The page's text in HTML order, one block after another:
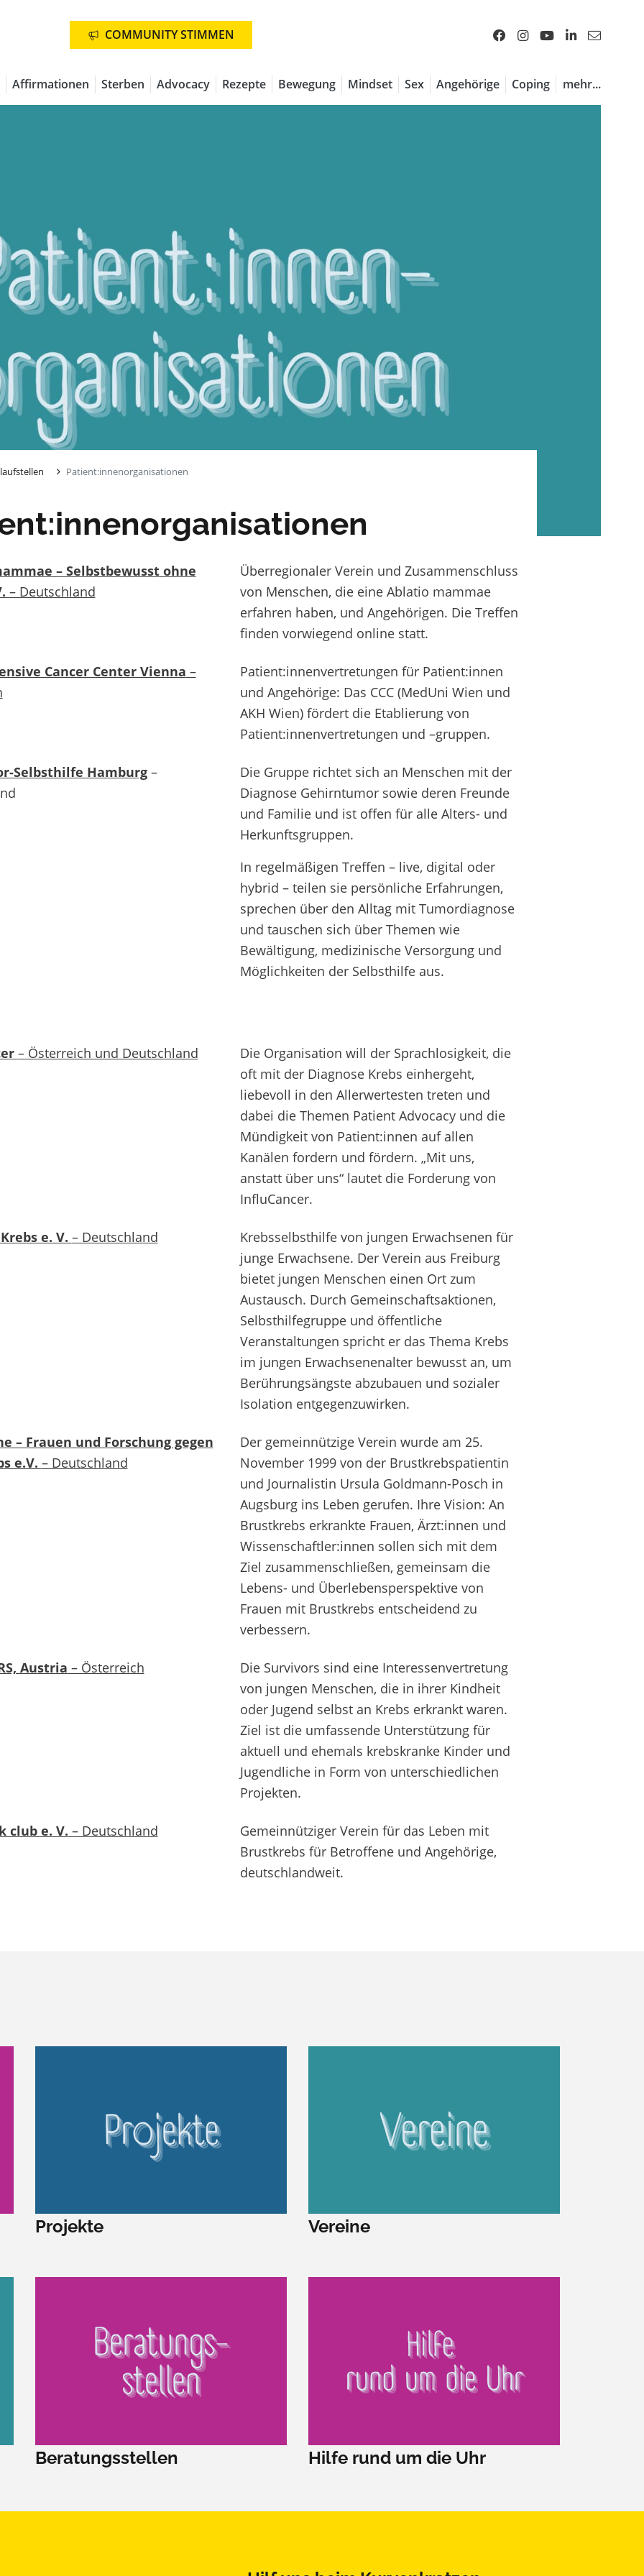
COMMUNITY STIMMEN
Affirmationen Sterben Advocacy Rezepte Bewegung Mindset Sex Angehörige Coping mehr...
Patient:innenorganisationen
– Selbstbewusst ohne
– Deutschland
Überregionaler Verein und Zusammenschluss
von Menschen, die eine Ablatio mammae
erfahren haben, und Angehörigen. Die Treffen
finden vorwiegend online statt.
Cancer Center Vienna –
Patient:innenvertretungen für Patient:innen
und Angehörige: Das CCC (MedUni Wien und
AKH Wien) fördert die Etablierung von
Patient:innenvertretungen und –gruppen.
Selbsthilfe Hamburg–
Die Gruppe richtet sich an Menschen mit der
Diagnose Gehirntumor sowie deren Freunde
und Familie und ist offen für alle Alters- und
Herkunftsgruppen.
In regelmäßigen Treffen – live, digital oder
hybrid – teilen sie persönliche Erfahrungen,
sprechen über den Alltag mit Tumordiagnose
und tauschen sich über Themen wie
Bewältigung, medizinische Versorgung und
Möglichkeiten der Selbsthilfe aus.
– Österreich und Deutschland
Die Organisation will der Sprachlosigkeit, die
oft mit der Diagnose Krebs einhergeht,
liebevoll in den Allerwertesten treten und
dabei die Themen Patient Advocacy und die
Mündigkeit von Patient:innen auf allen
Kanälen fordern und fördern. „Mit uns,
anstatt über uns“ lautet die Forderung von
InfluCancer.
e. V. – Deutschland
Krebsselbsthilfe von jungen Erwachsenen für
junge Erwachsene. Der Verein aus Freiburg
bietet jungen Menschen einen Ort zum
Austausch. Durch Gemeinschaftsaktionen,
Selbsthilfegruppe und öffentliche
Veranstaltungen spricht er das Thema Krebs
im jungen Erwachsenenalter bewusst an, um
Berührungsängste abzubauen und sozialer
Isolation entgegenzuwirken.
– Frauen und Forschung gegen
e.V. – Deutschland
Der gemeinnützige Verein wurde am 25.
November 1999 von der Brustkrebspatientin
und Journalistin Ursula Goldmann-Posch in
Augsburg ins Leben gerufen. Ihre Vision: An
Brustkrebs erkrankte Frauen, Ärzt:innen und
Wissenschaftler:innen sollen sich mit dem
Ziel zusammenschließen, gemeinsam die
Lebens- und Überlebensperspektive von
Frauen mit Brustkrebs entscheidend zu
verbessern.
Austria – Österreich
Die Survivors sind eine Interessenvertretung
von jungen Menschen, die in ihrer Kindheit
oder Jugend selbst an Krebs erkrankt waren.
Ziel ist die umfassende Unterstützung für
aktuell und ehemals krebskranke Kinder und
Jugendliche in Form von unterschiedlichen
Projekten.
club e. V. – Deutschland
Gemeinnütziger Verein für das Leben mit
Brustkrebs für Betroffene und Angehörige,
deutschlandweit.
Projekte Vereine
Beratungsstellen Hilfe rund um die Uhr